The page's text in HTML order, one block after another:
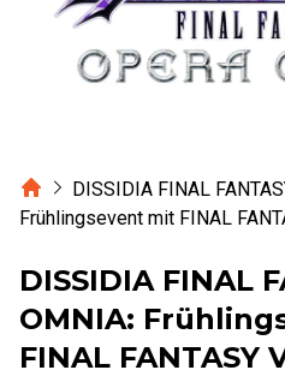
HomeDISSIDIA FINAL
Frühlingsevent mit FINAL
DISSIDIA FINAL
OMNIA:
FINAL FANTASY